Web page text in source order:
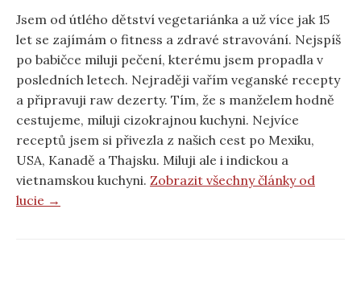
Jsem od útlého dětství vegetariánka a už více jak 15
let se zajímám o fitness a zdravé stravování. Nejspíš
po babičce miluji pečení, kterému jsem propadla v
posledních letech. Nejraději vařím veganské recepty
a připravuji raw dezerty. Tím, že s manželem hodně
cestujeme, miluji cizokrajnou kuchyni. Nejvíce
receptů jsem si přivezla z našich cest po Mexiku,
USA, Kanadě a Thajsku. Miluji ale i indickou a
vietnamskou kuchyni. Zobrazit všechny články od
lucie →